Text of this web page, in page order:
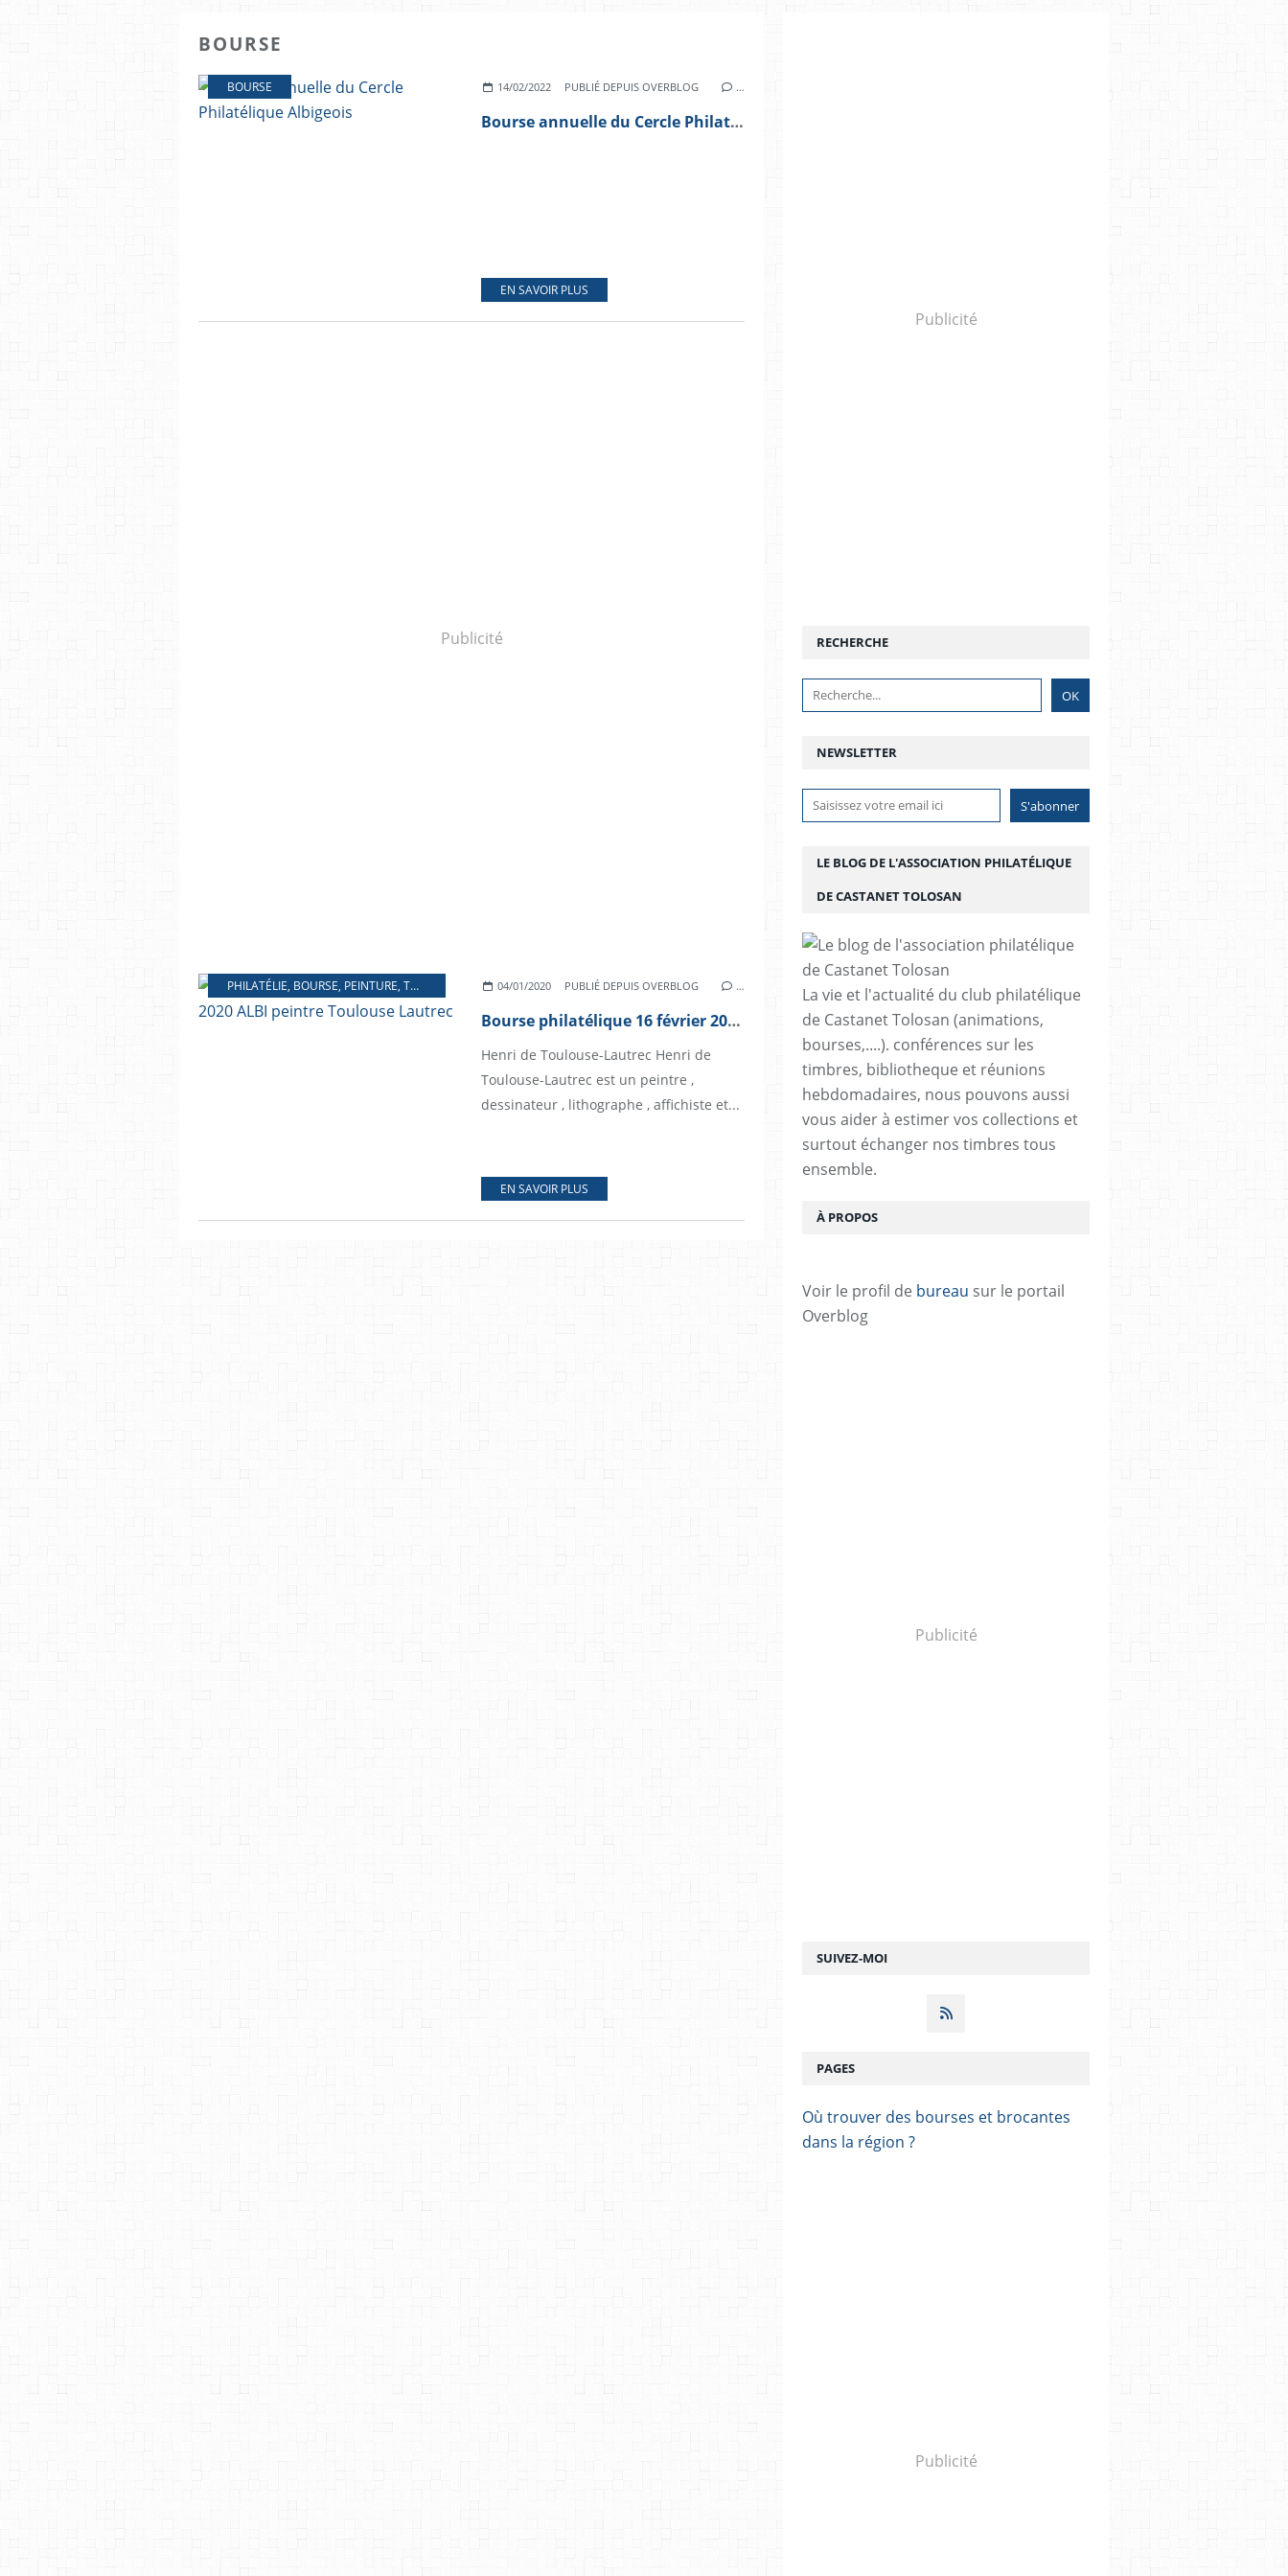
BOURSE
BOURSE 14/02/2022 PUBLIÉ DEPUIS OVERBLOG …
Bourse annuelle du Cercle Philatélique Albigeois
EN SAVOIR PLUS
Publicité
PHILATÉLIE, BOURSE, PEINTURE, TOULOUSE LAUTREC ,ANIMATIONS
04/01/2020 PUBLIÉ DEPUIS OVERBLOG …
Bourse philatélique 16 février 2020 ALBI peintre Toulouse Lautrec
Henri de Toulouse-Lautrec Henri de
Toulouse-Lautrec est un peintre ,
dessinateur , lithographe , affichiste et...
EN SAVOIR PLUS
Publicité
NEWSLETTER
SUIVEZ-MOI
RECHERCHE
LE BLOG DE L'ASSOCIATION PHILATÉLIQUE
DE CASTANET TOLOSAN
La vie et l'actualité du club philatélique
de Castanet Tolosan (animations,
bourses,....). conférences sur les
timbres, bibliotheque et réunions
hebdomadaires, nous pouvons aussi
vous aider à estimer vos collections et
surtout échanger nos timbres tous
ensemble.
À PROPOS
Voir le profil de bureau sur le portail
Overblog
Publicité
PAGES
Où trouver des bourses et brocantes
dans la région ?
Publicité